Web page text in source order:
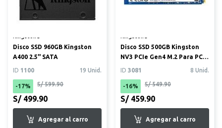
Disco SSD 960GB Kingston
A400 2.5" SATA
ID 1100 19 Unid.
-17% S/ 599.90
S/ 499.90
Disco SSD 500GB Kingston
NV3 PCIe Gen4 M.2 Para PC y
laptop
ID 3081 8 Unid.
-16% S/ 549.90
S/ 459.90